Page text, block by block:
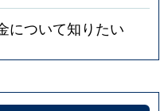
について知りたい